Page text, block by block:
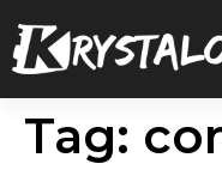
Tag: